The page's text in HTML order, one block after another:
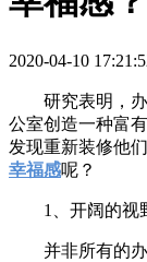
2020-04-10
研究表明，
公室创造一种富
发现重新装修他
幸福感呢？
1、开阔的视
并非所有的